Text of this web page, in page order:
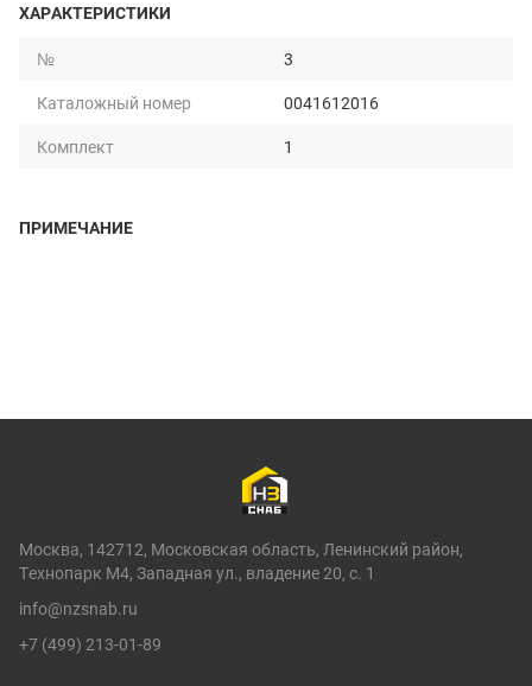
ХАРАКТЕРИСТИКИ
№
3
Каталожный номер
0041612016
Комплект
1
ПРИМЕЧАНИЕ
Москва, 142712, Московская область, Ленинский район,
Технопарк М4, Западная ул., владение 20, с. 1
info@nzsnab.ru
+7 (499) 213-01-89